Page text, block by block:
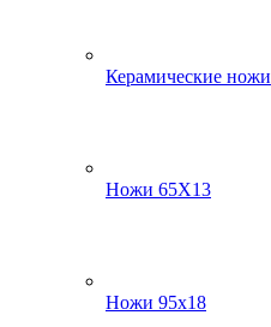
Керамические ножи
Ножи 65Х13
Ножи 95х18